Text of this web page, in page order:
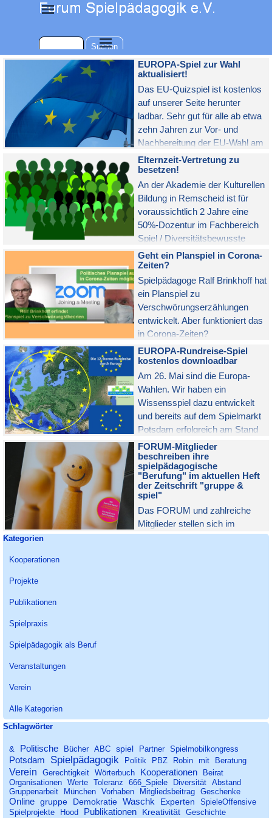
Direkt zum Seiteninhalt
Menü überspringen
Menü überspringen
Suchen
EUROPA-Spiel zur Wahl
aktualisiert!
Das EU-Quizspiel ist kostenlos
auf unserer Seite herunter
ladbar. Sehr gut für alle ab etwa
zehn Jahren zur Vor- und
Nachbereitung der EU-Wahl am
9. Juni geeignet. Es wurde
kurzfristig aktualisiert (z.B.
wegen der Einführung des Euro
in Kroatien).
Elternzeit-Vertretung zu
besetzen!
An der Akademie der Kulturellen
Bildung in Remscheid ist für
voraussichtlich 2 Jahre eine
50%-Dozentur im Fachbereich
Spiel / Diversitätsbewusste
Kulturelle Bildung zu besetzen.
Geht ein Planspiel in Corona-
Zeiten?
Spielpädagoge Ralf Brinkhoff hat
ein Planspiel zu
Verschwörungserzählungen
entwickelt. Aber funktioniert das
in Corona-Zeiten?
EUROPA-Rundreise-Spiel
kostenlos downloadbar
Am 26. Mai sind die Europa-
Wahlen. Wir haben ein
Wissensspiel dazu entwickelt
und bereits auf dem Spielmarkt
Potsdam erfolgreich am Stand
des FORUMs erprobt.
FORUM-Mitglieder
beschreiben ihre
spielpädagogische
"Berufung" im aktuellen Heft
der Zeitschrift "gruppe &
spiel"
Das FORUM und zahlreiche
Mitglieder stellen sich im
Block überspringen Kategorien
Kategorien
Kooperationen
Projekte
Publikationen
Spielpraxis
Spielpädagogik als Beruf
Veranstaltungen
Verein
Alle Kategorien
Block überspringen Schlagwörter
Schlagwörter
& Politische Bücher ABC spiel Partner Spielmobilkongress
Potsdam Spielpädagogik Politik PBZ Robin mit Beratung
Verein Gerechtigkeit Wörterbuch Kooperationen
Beirat
Organisationen Werte Toleranz 666_Spiele Diversität Abstand
Gruppenarbeit
München Vorhaben Mitgliedsbeitrag Geschenke
Online gruppe Demokratie Waschk Experten
SpieleOffensive
Spielprojekte
Hood Publikationen Kreativität Geschichte